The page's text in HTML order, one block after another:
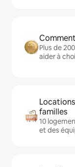
Plus de
aider à
familles
10
et des